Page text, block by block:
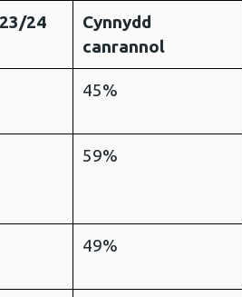
24
Cynnydd
canrannol
45%
59%
49%